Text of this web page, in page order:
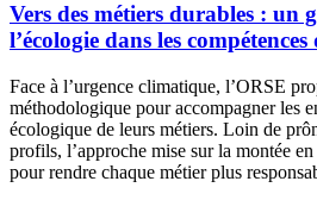
Vers des métiers durables : un
l’écologie dans les
Face à l’urgence climatique, l’ORSE
méthodologique pour accompagner les
écologique de leurs métiers. Loin de
profils, l’approche mise sur la montée
pour rendre chaque métier plus